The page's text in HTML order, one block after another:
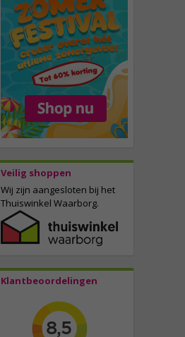
Veilig shoppen
Wij zijn aangesloten bij het
Thuiswinkel Waarborg.
Klantbeoordelingen